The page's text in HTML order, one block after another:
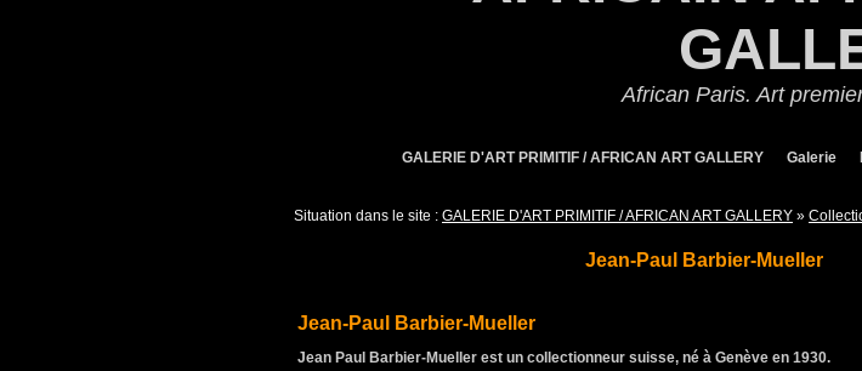
African Paris. Art
GALERIE D'ART PRIMITIF / AFRICAN ART GALLERY Galerie
Situation dans le site : GALERIE D'ART PRIMITIF / AFRICAN ART GALLERY »
Jean-Paul Barbier-Mueller
Jean-Paul Barbier-Mueller
Jean Paul Barbier-Mueller est un collectionneur suisse, né à Genève en 1930.